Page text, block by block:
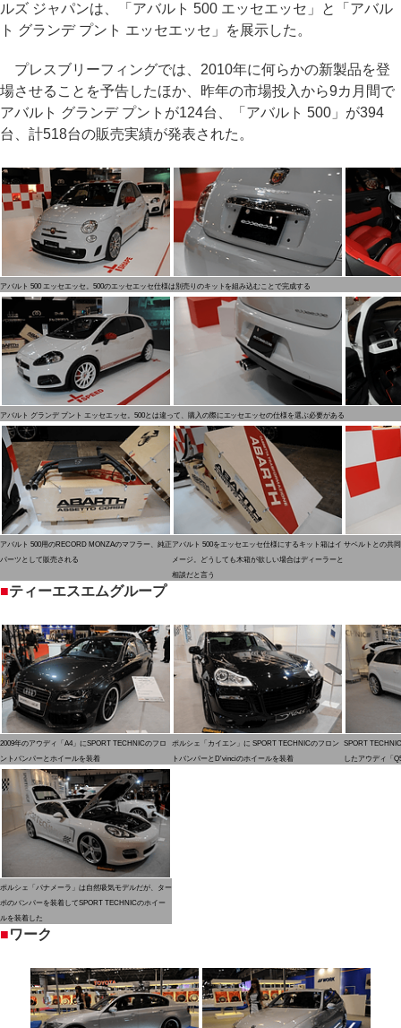
ルズ ジャパンは、「アバルト 500 エッセエッセ」と「アバル
ト グランデ プント エッセエッセ」を展示した。
プレスブリーフィングでは、2010年に何らかの新製品を登
場させることを予告したほか、昨年の市場投入から9カ月間で
アバルト グランデ プントが124台、「アバルト 500」が394
台、計518台の販売実績が発表された。
アバルト 500 エッセエッセ。500のエッセエッセ仕様は別売りのキットを組み込むことで完成する
アバルト グランデ プント エッセエッセ。500とは違って、購入の際にエッセエッセの仕様を選ぶ必要がある
アバルト 500用のRECORD MONZAのマフラー、純正
パーツとして販売される
アバルト 500をエッセエッセ仕様にするキット箱はイ
メージ。どうしても木箱が欲しい場合はディーラーと
相談だと言う
サベルトとの共
■ティーエスエムグループ
2009年のアウディ「A4」にSPORT TECHNICのフロ
ントバンパーとホイールを装着
ポルシェ「カイエン」に SPORT TECHNICのフロン
トバンパーとD'vinciのホイールを装着
SPORT
したアウディ「
ポルシェ「パナメーラ」は自然吸気モデルだが、ター
ボのバンパーを装着してSPORT TECHNICのホイー
ルを装着した
■ワーク